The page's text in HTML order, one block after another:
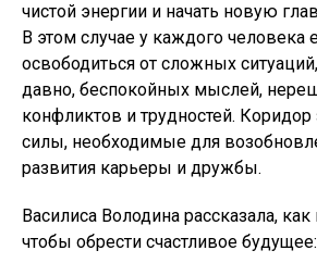
чистой энергии и начать новую
В этом случае у каждого человека
освободиться от сложных
давно, беспокойных мыслей,
конфликтов и трудностей. Коридор
силы, необходимые для
развития карьеры и дружбы.
Василиса Володина рассказала,
чтобы обрести счастливое будущее: